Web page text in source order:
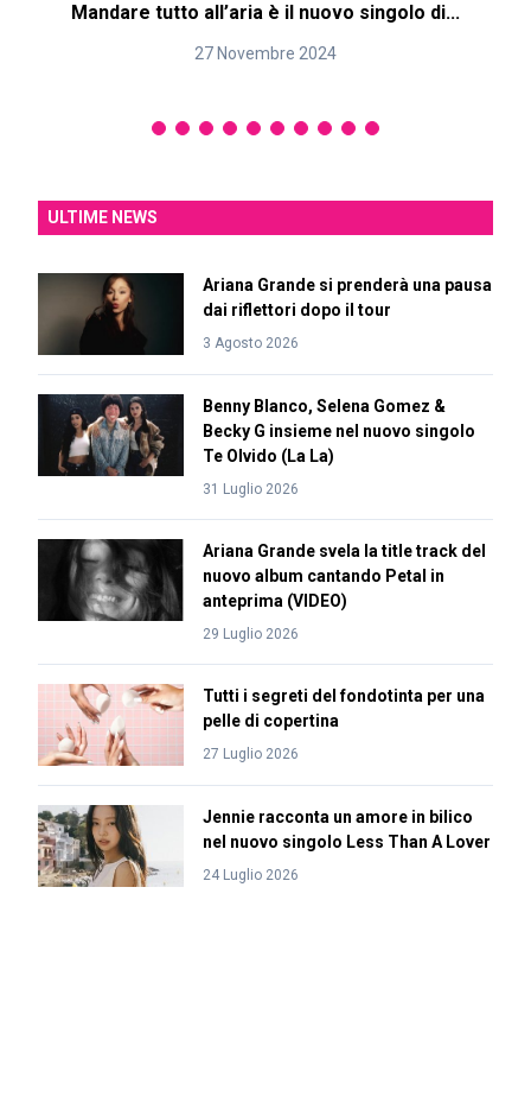
Mandare tutto all’aria è il nuovo singolo di...
27 Novembre 2024
ULTIME NEWS
Ariana Grande si prenderà una pausa
dai riflettori dopo il tour
3 Agosto 2026
Benny Blanco, Selena Gomez &
Becky G insieme nel nuovo singolo
Te Olvido (La La)
31 Luglio 2026
Ariana Grande svela la title track del
nuovo album cantando Petal in
anteprima (VIDEO)
29 Luglio 2026
Tutti i segreti del fondotinta per una
pelle di copertina
27 Luglio 2026
Jennie racconta un amore in bilico
nel nuovo singolo Less Than A Lover
24 Luglio 2026